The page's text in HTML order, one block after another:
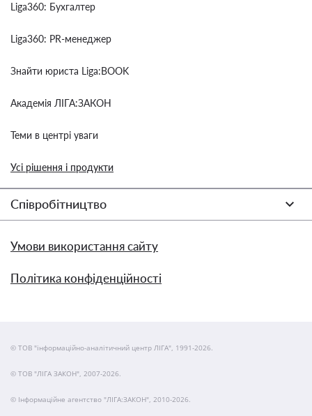
Liga360: Бухгалтер
Liga360: PR-менеджер
Знайти юриста Liga:BOOK
Академія ЛІГА:ЗАКОН
Теми в центрі уваги
Усі рішення і продукти
Співробітництво
Умови використання сайту
Політика конфіденційності
© ТОВ "інформаційно-аналітичний центр ЛІГА", 1991-2026.
© ТОВ "ЛІГА ЗАКОН", 2007-2026.
© Інформаційне агентство "ЛІГА:ЗАКОН", 2010-2026.